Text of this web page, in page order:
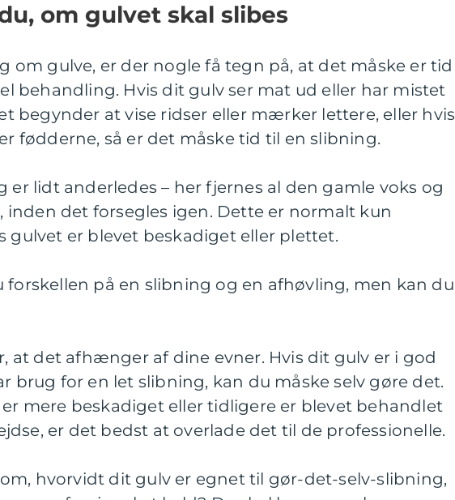
om gulvet skal slibes
om gulve, er der nogle få tegn på, at det måske er tid
behandling. Hvis dit gulv ser mat ud eller har mistet
begynder at vise ridser eller mærker lettere, eller hvis
fødderne, så er det måske tid til en slibning.
er lidt anderledes – her fjernes al den gamle voks og
inden det forsegles igen. Dette er normalt kun
gulvet er blevet beskadiget eller plettet.
forskellen på en slibning og en afhøvling, men kan du
at det afhænger af dine evner. Hvis dit gulv er i god
brug for en let slibning, kan du måske selv gøre det.
mere beskadiget eller tidligere er blevet behandlet
er det bedst at overlade det til de professionelle.
hvorvidt dit gulv er egnet til gør-det-selv-slibning,